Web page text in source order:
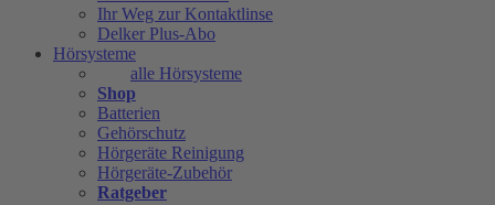
Ihr Weg zur Kontaktlinse
Delker Plus-Abo
Hörsysteme
alle Hörsysteme
Shop
Batterien
Gehörschutz
Hörgeräte Reinigung
Hörgeräte-Zubehör
Ratgeber